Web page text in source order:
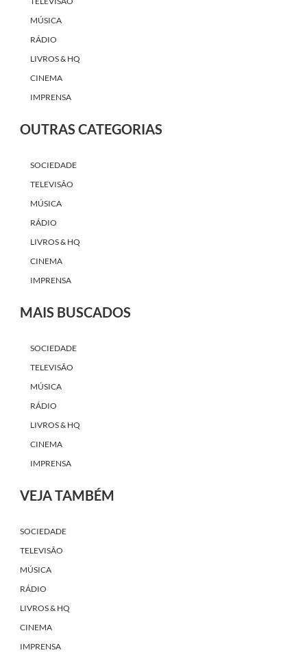
MÚSICA
RÁDIO
LIVROS & HQ
CINEMA
IMPRENSA
OUTRAS CATEGORIAS
SOCIEDADE
TELEVISÃO
MÚSICA
RÁDIO
LIVROS & HQ
CINEMA
IMPRENSA
MAIS BUSCADOS
SOCIEDADE
TELEVISÃO
MÚSICA
RÁDIO
LIVROS & HQ
CINEMA
IMPRENSA
VEJA TAMBÉM
SOCIEDADE
TELEVISÃO
MÚSICA
RÁDIO
LIVROS & HQ
CINEMA
IMPRENSA